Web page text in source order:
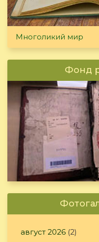
Многоликий мир
Фонд
август 2026 (2)